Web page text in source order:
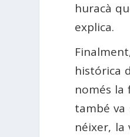
huracà
explica.
histórica
només la
també va
néixer, la